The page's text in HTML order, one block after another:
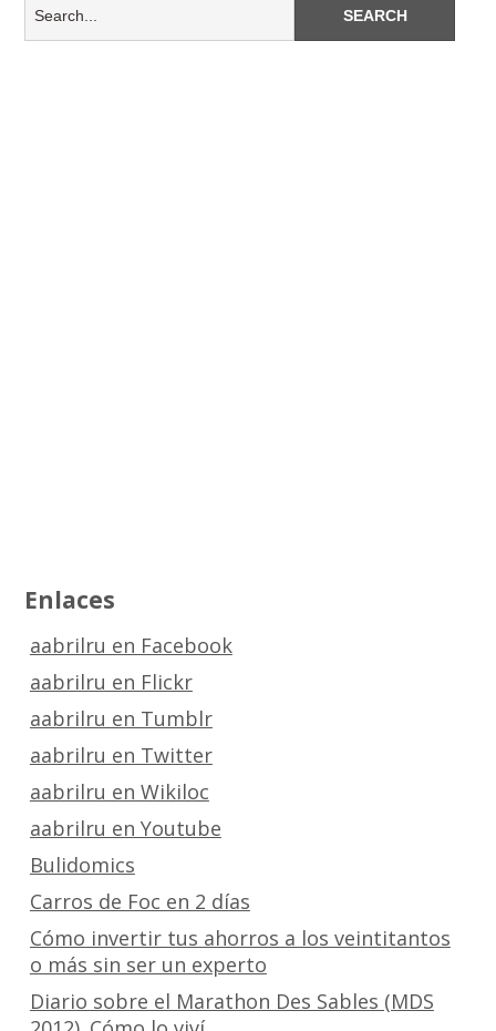
Enlaces
aabrilru en Facebook
aabrilru en Flickr
aabrilru en Tumblr
aabrilru en Twitter
aabrilru en Wikiloc
aabrilru en Youtube
Bulidomics
Carros de Foc en 2 días
Cómo invertir tus ahorros a los veintitantos
o más sin ser un experto
Diario sobre el Marathon Des Sables (MDS